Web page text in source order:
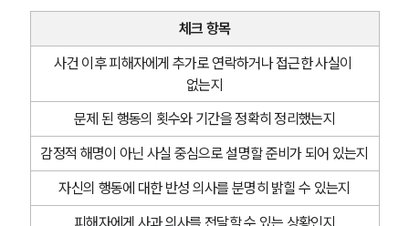
체크 항목
사건 이후 피해자에게 추가로 연락하거나 접근한 사실이
없는지
문제 된 행동의 횟수와 기간을 정확히 정리했는지
감정적 해명이 아닌 사실 중심으로 설명할 준비가 되어 있는지
자신의 행동에 대한 반성 의사를 분명히 밝힐 수 있는지
피해자에게 사과 의사를 전달할 수 있는 상황인지